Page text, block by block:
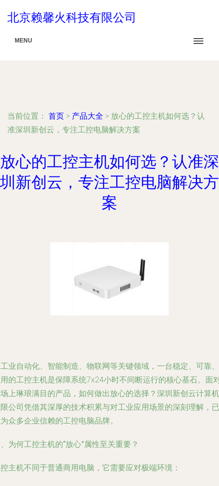
北京赖馨火科技有限公司
MENU
当前位置： 首页 > 产品大全 > 放心的工控主机如何选？认
准深圳新创云，专注工控电脑解决方案
放心的工控主机如何选？认准深
圳新创云，专注工控电脑解决方
案
业自动化、智能制造、物联网等关键领域，一台稳定、可靠、
的工控主机是保障系统7x24小时不间断运行的核心基石。面
上琳琅满目的产品，如何做出放心的选择？深圳新创云计算机
公司凭借其深厚的技术积累与对工业应用场景的深刻理解，已
众多企业信赖的工控电脑品牌。
为何工控主机的“放心”属性至关重要？
主机不同于普通商用电脑，它需要应对极端环境：